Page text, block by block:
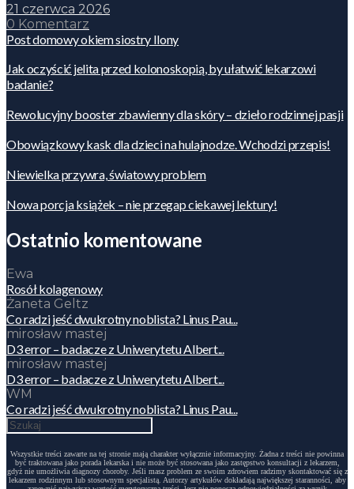
21 czerwca 2026
0 Komentarz
Post domowy okiem siostry Ilony
Jak oczyścić jelita przed kolonoskopią, by ułatwić lekarzowi
badanie?
Rewolucyjny booster zbawienny dla skóry – dzieło rodzinnej pasji
Obowiązkowy kask dla dzieci na hulajnodze. Wchodzi przepis!
Niewielka przywra, światowy problem
Nowa porcja książek – nie przegap ciekawej lektury!
Ostatnio komentowane
Ewa
Rosół kolagenowy
Żaneta Geltz
Co radzi jeść dwukrotny noblista? Linus Pau...
mirosław mastej
D3 error – badacze z Uniwerytetu Albert...
mirosław mastej
D3 error – badacze z Uniwerytetu Albert...
WM
Co radzi jeść dwukrotny noblista? Linus Pau...
Wszystkie treści zawarte na tej stronie mają charakter wyłącznie informacyjny. Żadna z treści nie powinna
być traktowana jako porada lekarska i nie może być stosowana jako zastępstwo konsultacji z lekarzem,
gdyż nie umożliwia diagnozy choroby. Jeśli masz problem ze swoim zdrowiem radzimy skontaktować się z
lekarzem rodzinnym lub stosownym specjalistą. Autorzy artykułów dokładają największej staranności, aby